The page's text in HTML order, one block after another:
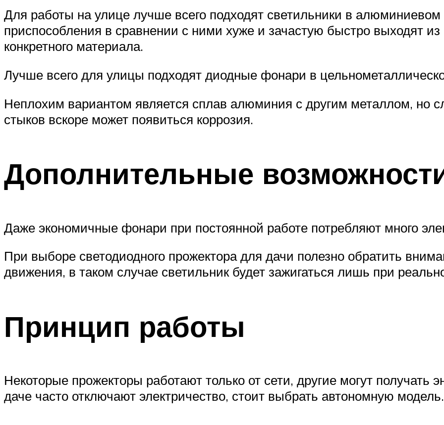
Для работы на улице лучше всего подходят светильники в
приспособления в сравнении с ними хуже и зачастую быстро выходят из
конкретного материала.
Лучше всего для улицы подходят диодные фонари в
Неплохим вариантом является сплав алюминия с другим металлом, но
стыков вскоре может появиться коррозия.
Дополнительные
Даже экономичные фонари при постоянной работе потребляют много
При выборе светодиодного прожектора для дачи полезно обратить
движения, в таком случае светильник будет зажигаться лишь при
Принцип работы
Некоторые прожекторы работают только от сети, другие могут получать
даче часто отключают электричество, стоит выбрать автономную модель.